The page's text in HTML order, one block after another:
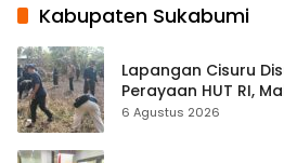
Kabupaten Sukabumi
Lapangan Cisuru
Perayaan HUT RI,
Warga Satukan
6 Agustus 2026